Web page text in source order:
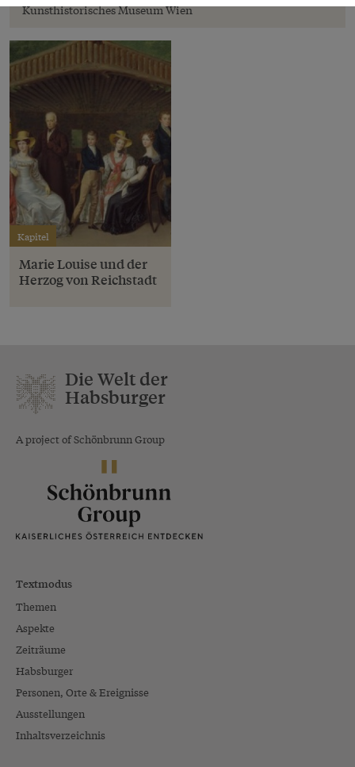
Kunsthistorisches Museum Wien
Kapitel
Marie Louise und der
Herzog von Reichstadt
Die Welt der
Habsburger
A project of Schönbrunn Group
Textmodus
Themen
Aspekte
Zeiträume
Habsburger
Personen, Orte & Ereignisse
Ausstellungen
Inhaltsverzeichnis